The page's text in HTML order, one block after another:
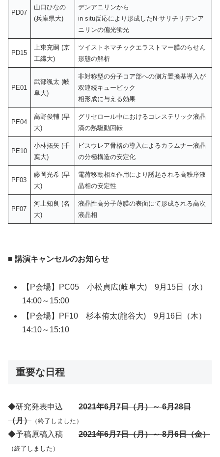
PD07
山口ひなの
(兵庫県大)
デンアニリンから
in situ反応により形成したN-サリチリデンア
ニリンの偏光蛍光
PD15
上東充嗣 (京
工繊大)
ツイストネマチックエラストマー膜のらせん
形態の解析
PE01
武部颯太 (岐
阜大)
非対称型の分子コア部への側方置換基導入が
双連続キュービック
相形成に与える効果
PE04
高野俊輔 (早
大)
グリセロール中におけるコレステリック液晶
滴の熱駆動回転
PE10
小林拓矢 (千
葉大)
ビスウレア骨格の導入によるカラムナー液晶
の分極構造の安定化
PF03
藤岡光希 (早
大)
電荷移動相互作用により誘起される高秩序液
晶相の安定性
PF07
河上知良 (名
大)
液晶性高分子薄膜の表面にて形成される高次
液晶相
■ 講演キャンセルのお知らせ
【P会場】PC05 小松貞広(岐阜大) 9月15日（水）
14:00～15:00
【P会場】PF10 杉本侑太(龍谷大) 9月16日（木）
14:10～15:10
重要な日程
◆研究発表申込 2021年6月7日（月）～ 6月28日
（月） （終了しました）
◆予稿原稿入稿 2021年6月7日（月）～ 8月6日（金）
（終了しました）